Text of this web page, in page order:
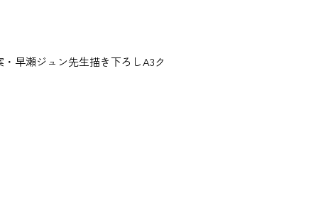
早瀬ジュン先生描き下ろしA3ク